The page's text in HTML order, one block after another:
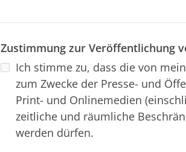
Zustimmung zur Veröffentlichung
Ich stimme zu, dass die von
zum Zwecke der Presse- und
Print- und Onlinemedien
zeitliche und räumliche
werden dürfen.